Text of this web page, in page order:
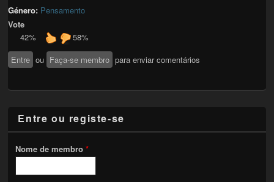
Género: Pensamento
Vote
42%
58%
Entre ou Faça-se membro para enviar comentários
Entre ou registe-se
Nome de membro*